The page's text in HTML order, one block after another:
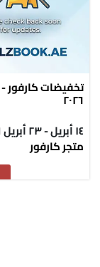
٢٠٢٦
١٤ أبريل - ٢٣ أبريل ٢٠٢٦
متجر كارفور